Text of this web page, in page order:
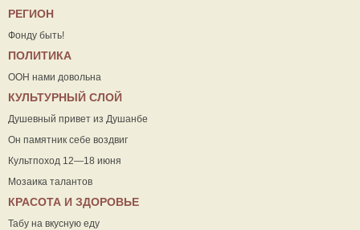
РЕГИОН
Фонду быть!
ПОЛИТИКА
ООН нами довольна
КУЛЬТУРНЫЙ СЛОЙ
Душевный привет из Душанбе
Он памятник себе воздвиг
Культпоход 12—18 июня
Мозаика талантов
КРАСОТА И ЗДОРОВЬЕ
Табу на вкусную еду